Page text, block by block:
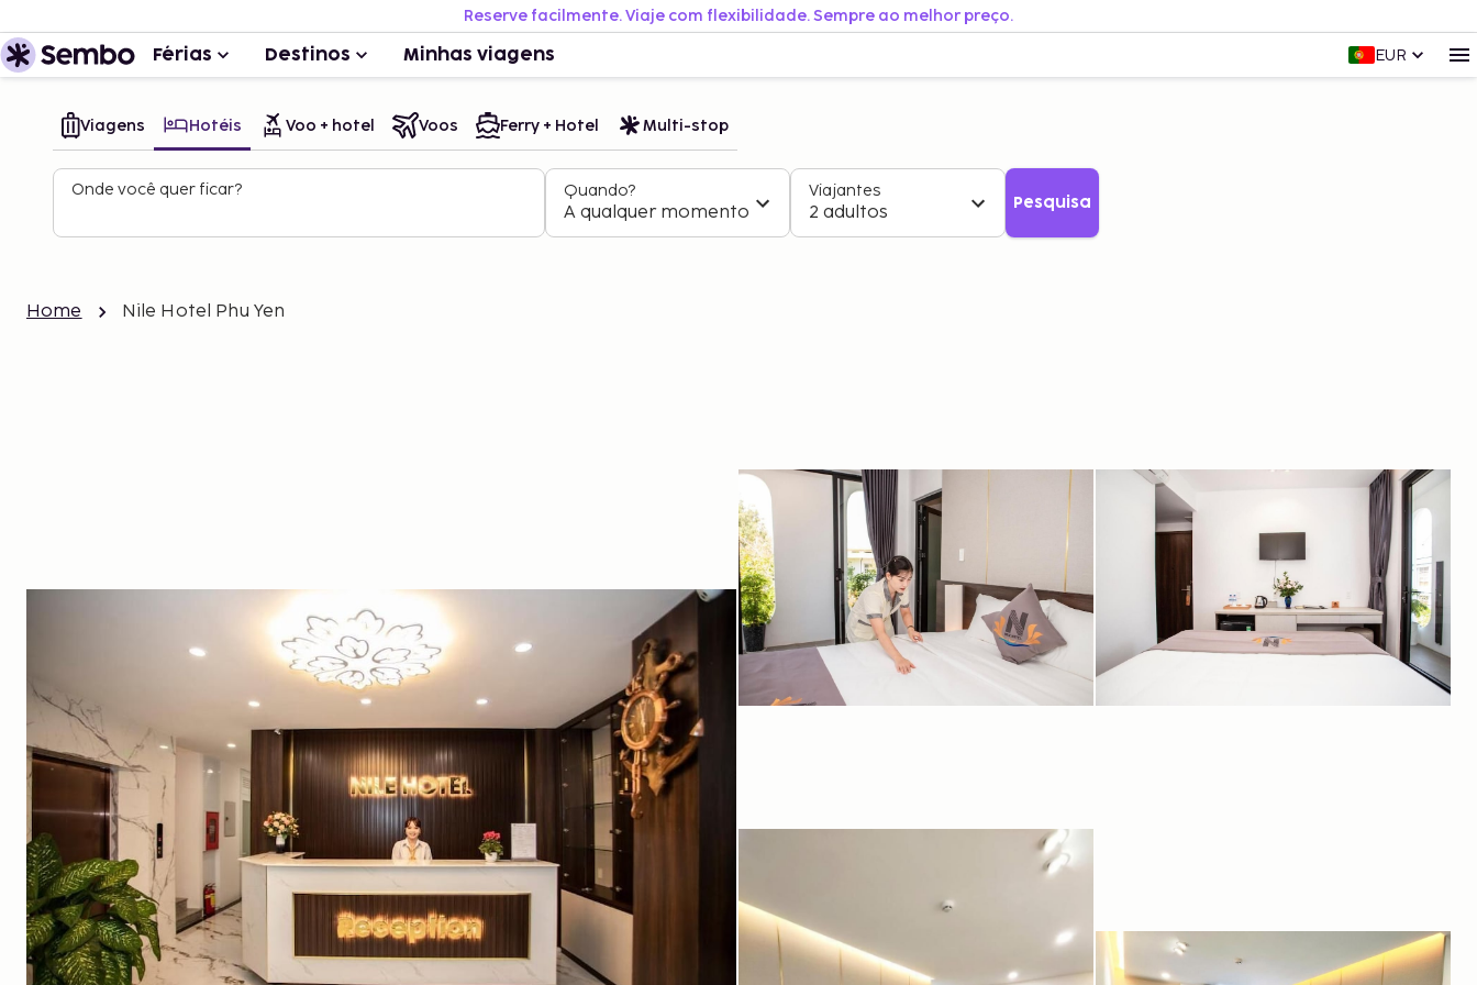
Reserve facilmente. Viaje com flexibilidade. Sempre ao melhor preço.
Férias Destinos Minhas viagens EUR
Viagens Hotéis Voo + hotel Voos Ferry + Hotel Multi-stop
Onde você quer ficar? Quando?
A qualquer momento
Viajantes
2 adultos Pesquisa
Home Nile Hotel Phu Yen